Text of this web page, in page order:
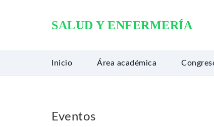
SALUD Y ENFERMERÍA
Inicio Área académica
Eventos